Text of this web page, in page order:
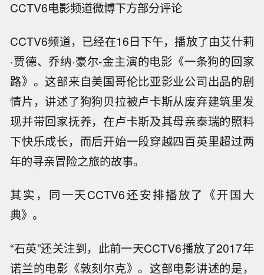
CCTV6电影频道微博下方部分评论
CCTV6频道，已经在16日下午，播放了由艾什莉
·贾德、乔纳·豪尔-金主演的电影《一条狗的回家
路》。这部来自美国哥伦比亚影业公司出品的剧
情片，讲述了狗狗贝拉被卢卡斯从废弃建筑里发
现并带回家抚养，在卢卡斯及其母亲泰瑞的照料
下快乐成长，而后开始一段穿越四百英里超过两
年的寻亲冒险之旅的故事。
其实，同一天CCTV6还安排播放了《开国大
典》。
“石英”还关注到，此前一天CCTV6播放了2017年
诺兰的电影《敦刻尔克》。这部电影讲述的是，